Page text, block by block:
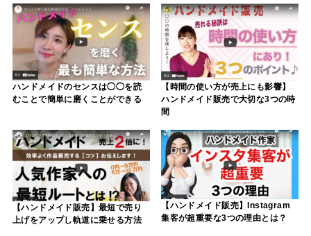
ハンドメイドのセンスは◯◯を読
むことで簡単に磨くことができる
【時間の使い方が売上にも影響】
ハンドメイド販売で大切な3つの時
間
【ハンドメイド販売】最短で売り
上げをアップし軌道に乗せる方法
【ハンドメイド販売】Instagram
集客が超重要な3つの理由とは？